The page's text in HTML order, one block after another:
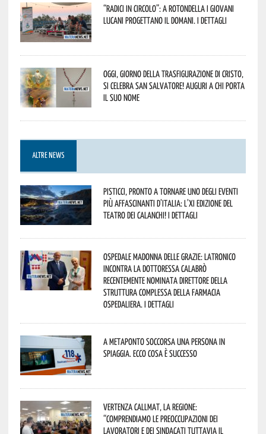
“Radici in Circolo”: a Rotondella i giovani
lucani progettano il domani. I dettagli
Oggi, giorno della Trasfigurazione di Cristo,
si celebra San Salvatore! Auguri a chi porta
il suo nome
ALTRE NEWS
Pisticci, pronto a tornare uno degli eventi
più affascinanti d’Italia: l’XI edizione del
Teatro dei Calanchi! I dettagli
Ospedale Madonna delle Grazie: Latronico
incontra la dottoressa Calabrò
recentemente nominata Direttore della
Struttura Complessa della Farmacia
Ospedaliera. I dettagli
A Metaponto soccorsa una persona in
spiaggia. Ecco cosa è successo
Vertenza CallMat, la Regione:
“comprendiamo le preoccupazioni dei
lavoratori e dei sindacati tuttavia il